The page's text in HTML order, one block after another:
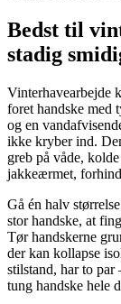
Bedst til
stadig
Vinterhavearbejde
foret handske
og en
ikke kryber ind.
greb på våde,
jakkeærmet,
Gå én halv
stor handske, at
Tør handskerne
der kan kollapse
stilstand, har to par
tung handske hele